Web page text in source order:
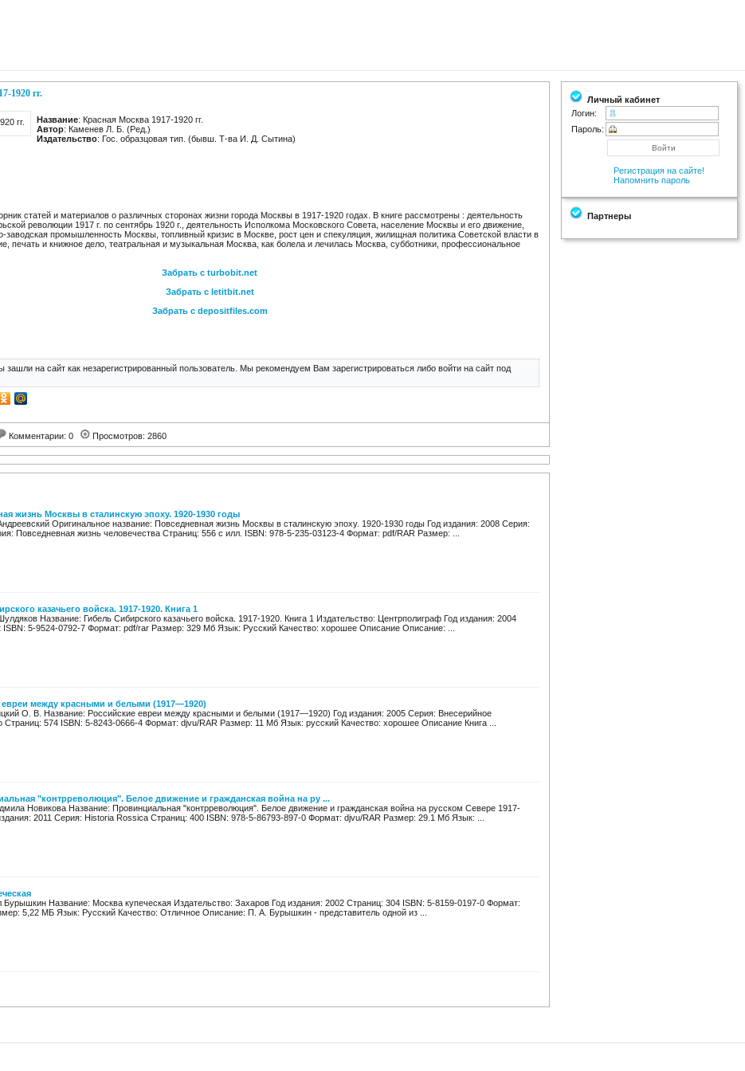
1920 гг.
Название: Красная Москва 1917-1920 гг.
Автор: Каменев Л. Б. (Ред.)
Издательство: Гос. образцовая тип. (бывш. Т-ва И. Д. Сытина)
статей и материалов о различных сторонах жизни города Москвы в 1917-1920 годах. В книге рассмотрены : деятельность
революции 1917 г. по сентябрь 1920 г., деятельность Исполкома Московского Совета, население Москвы и его движение,
заводская промышленность Москвы, топливный кризис в Москве, рост цен и спекуляция, жилищная политика Советской власти в
печать и книжное дело, театральная и музыкальная Москва, как болела и лечилась Москва, субботники, профессиональное
Забрать с turbobit.net
Забрать с letitbit.net
Забрать с depositfiles.com
на сайт как незарегистрированный пользователь. Мы рекомендуем Вам зарегистрироваться либо войти на сайт под
Комментарии: 0 Просмотров: 2860
жизнь Москвы в сталинскую эпоху. 1920-1930 годы
Оригинальное название: Повседневная жизнь Москвы в сталинскую эпоху. 1920-1930 годы Год издания: 2008 Серия:
Повседневная жизнь человечества Страниц: 556 c илл. ISBN: 978-5-235-03123-4 Формат: pdf/RAR Размер: ...
казачьего войска. 1917-1920. Книга 1
Название: Гибель Сибирского казачьего войска. 1917-1920. Книга 1 Издательство: Центрполиграф Год издания: 2004
ISBN: 5-9524-0792-7 Формат: pdf/rar Размер: 329 Мб Язык: Русский Качество: хорошее Описание Описание: ...
евреи между красными и белыми (1917—1920)
О. В. Название: Российские евреи между красными и белыми (1917—1920) Год издания: 2005 Серия: Внесерийное
Страниц: 574 ISBN: 5-8243-0666-4 Формат: djvu/RAR Размер: 11 Мб Язык: русский Качество: хорошее Описание Книга ...
"контрреволюция". Белое движение и гражданская война на ру ...
Новикова Название: Провинциальная "контрреволюция". Белое движение и гражданская война на русском Севере 1917-
2011 Серия: Historia Rossica Страниц: 400 ISBN: 978-5-86793-897-0 Формат: djvu/RAR Размер: 29.1 Мб Язык: ...
Бурышкин Название: Москва купеческая Издательство: Захаров Год издания: 2002 Страниц: 304 ISBN: 5-8159-0197-0 Формат:
5,22 МБ Язык: Русский Качество: Отличное Описание: П. А. Бурышкин - представитель одной из ...
Личный кабинет
Логин:
Пароль:
Регистрация на сайте!
Напомнить пароль
Партнеры